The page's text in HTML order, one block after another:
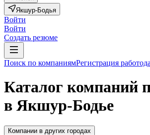
Якшур-Бодья
Войти
Войти
Создать резюме
Поиск по компаниямРегистрация
Каталог компаний
в Якшур-Бодье
Компании в других городах